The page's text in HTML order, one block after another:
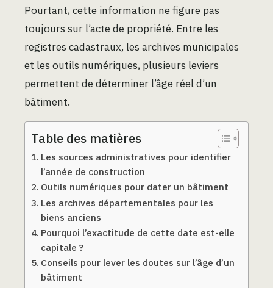
Pourtant, cette information ne figure pas
toujours sur l’acte de propriété. Entre les
registres cadastraux, les archives municipales
et les outils numériques, plusieurs leviers
permettent de déterminer l’âge réel d’un
bâtiment.
Table des matières
Les sources administratives pour identifier
l’année de construction
Outils numériques pour dater un bâtiment
Les archives départementales pour les
biens anciens
Pourquoi l’exactitude de cette date est-elle
capitale ?
Conseils pour lever les doutes sur l’âge d’un
bâtiment